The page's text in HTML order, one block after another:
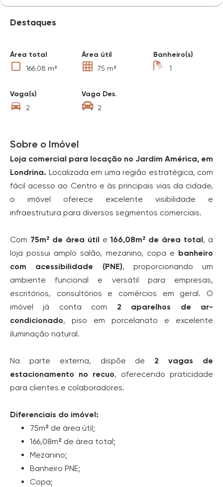
Destaques
Área total
166.08 m²
Área útil
75 m²
Banheiro(s)
1
Vaga(s)
2
Vaga Des.
2
Sobre o Imóvel
Loja comercial para locação no Jardim América, em
Londrina. Localizada em uma região estratégica, com
fácil acesso ao Centro e às principais vias da cidade,
o imóvel oferece excelente visibilidade e
infraestrutura para diversos segmentos comerciais.
Com 75m² de área útil e166,08m² de área total, a
loja possui amplo salão, mezanino, copa e banheiro
com acessibilidade (PNE), proporcionando um
ambiente funcional e versátil para empresas,
escritórios, consultórios e comércios em geral. O
imóvel já conta com 2 aparelhos de ar-
condicionado, piso em porcelanato e excelente
iluminação natural.
Na parte externa, dispõe de 2 vagas de
estacionamento no recuo, oferecendo praticidade
para clientes e colaboradores.
Diferenciais do imóvel:
75m² de área útil;
166,08m² de área total;
Mezanino;
Banheiro PNE;
Copa;